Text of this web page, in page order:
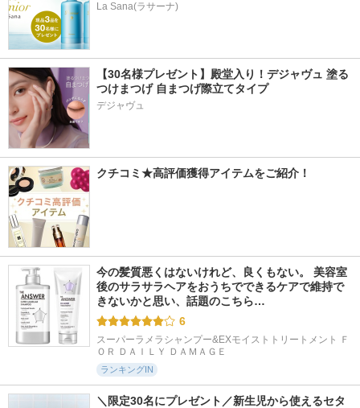
La Sana(ラサーナ)
【30名様プレゼント】殿堂入り！デジャヴュ 塗る
つけまつげ 自まつげ際立てタイプ
デジャヴュ
クチコミ★高評価獲得アイテムをご紹介！
今の髪質悪くはないけれど、良くもない。 美容室
後のサラサラヘアをおうちでできるケアで維持で
きないかと思い、話題のこちら…
6
スーパーラメラシャンプー&EXモイストトリートメント Ｆ
ＯＲ ＤＡＩＬＹ ＤＡＭＡＧＥ
ランキングIN
＼限定30名にプレゼント／新生児から使えるセタ